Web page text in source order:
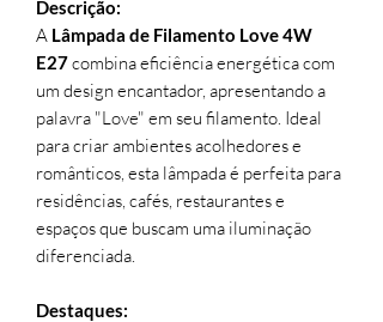
Descrição:
A Lâmpada de Filamento Love 4W
E27combina eficiência energética com
um design encantador, apresentando a
palavra "Love" em seu filamento. Ideal
para criar ambientes acolhedores e
românticos, esta lâmpada é perfeita para
residências, cafés, restaurantes e
espaços que buscam uma iluminação
diferenciada.
Destaques: